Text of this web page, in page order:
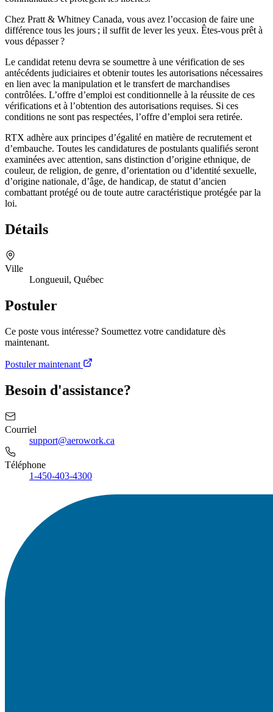
Chez Pratt & Whitney Canada, vous avez l’occasion de faire une
différence tous les jours ; il suffit de lever les yeux. Êtes-vous prêt à
vous dépasser ?
Le candidat retenu devra se soumettre à une vérification de ses
antécédents judiciaires et obtenir toutes les autorisations nécessaires
en lien avec la manipulation et le transfert de marchandises
contrôlées. L’offre d’emploi est conditionnelle à la réussite de ces
vérifications et à l’obtention des autorisations requises. Si ces
conditions ne sont pas respectées, l’offre d’emploi sera retirée.
RTX adhère aux principes d’égalité en matière de recrutement et
d’embauche. Toutes les candidatures de postulants qualifiés seront
examinées avec attention, sans distinction d’origine ethnique, de
couleur, de religion, de genre, d’orientation ou d’identité sexuelle,
d’origine nationale, d’âge, de handicap, de statut d’ancien
combattant protégé ou de toute autre caractéristique protégée par la
loi.
Détails
Ville
Longueuil, Québec
Postuler
Ce poste vous intéresse? Soumettez votre candidature dès
maintenant.
Postuler maintenant
Besoin d'assistance?
Courriel
support@aerowork.ca
Téléphone
1-450-403-4300